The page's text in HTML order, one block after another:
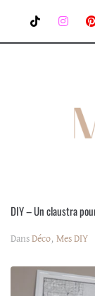
DIY – Un claustra
Dans Déco, Mes DIY